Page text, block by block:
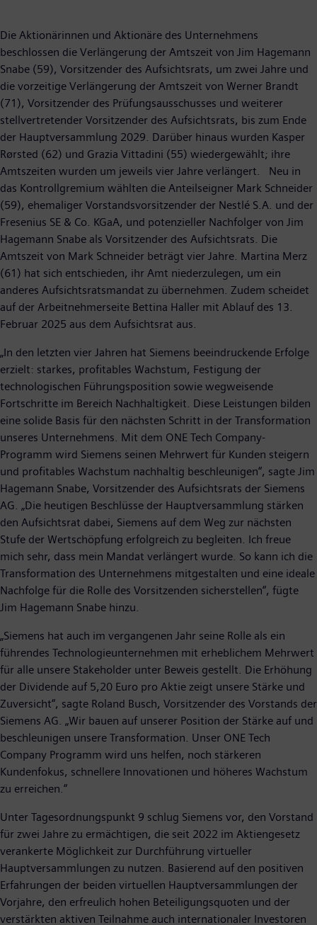
Die Aktionärinnen und Aktionäre des Unternehmens
beschlossen die Verlängerung der Amtszeit von Jim Hagemann
Snabe (59), Vorsitzender des Aufsichtsrats, um zwei Jahre und
die vorzeitige Verlängerung der Amtszeit von Werner Brandt
(71), Vorsitzender des Prüfungsausschusses und weiterer
stellvertretender Vorsitzender des Aufsichtsrats, bis zum Ende
der Hauptversammlung 2029. Darüber hinaus wurden Kasper
Rørsted (62) und Grazia Vittadini (55) wiedergewählt; ihre
Amtszeiten wurden um jeweils vier Jahre verlängert. Neu in
das Kontrollgremium wählten die Anteilseigner Mark Schneider
(59), ehemaliger Vorstandsvorsitzender der Nestlé S.A. und der
Fresenius SE & Co. KGaA, und potenzieller Nachfolger von Jim
Hagemann Snabe als Vorsitzender des Aufsichtsrats. Die
Amtszeit von Mark Schneider beträgt vier Jahre. Martina Merz
(61) hat sich entschieden, ihr Amt niederzulegen, um ein
anderes Aufsichtsratsmandat zu übernehmen. Zudem scheidet
auf der Arbeitnehmerseite Bettina Haller mit Ablauf des 13.
Februar 2025 aus dem Aufsichtsrat aus.
„In den letzten vier Jahren hat Siemens beeindruckende Erfolge
erzielt: starkes, profitables Wachstum, Festigung der
technologischen Führungsposition sowie wegweisende
Fortschritte im Bereich Nachhaltigkeit. Diese Leistungen bilden
eine solide Basis für den nächsten Schritt in der Transformation
unseres Unternehmens. Mit dem ONE Tech Company-
Programm wird Siemens seinen Mehrwert für Kunden steigern
und profitables Wachstum nachhaltig beschleunigen“, sagte Jim
Hagemann Snabe, Vorsitzender des Aufsichtsrats der Siemens
AG. „Die heutigen Beschlüsse der Hauptversammlung stärken
den Aufsichtsrat dabei, Siemens auf dem Weg zur nächsten
Stufe der Wertschöpfung erfolgreich zu begleiten. Ich freue
mich sehr, dass mein Mandat verlängert wurde. So kann ich die
Transformation des Unternehmens mitgestalten und eine ideale
Nachfolge für die Rolle des Vorsitzenden sicherstellen“, fügte
Jim Hagemann Snabe hinzu.
„Siemens hat auch im vergangenen Jahr seine Rolle als ein
führendes Technologieunternehmen mit erheblichem Mehrwert
für alle unsere Stakeholder unter Beweis gestellt. Die Erhöhung
der Dividende auf 5,20 Euro pro Aktie zeigt unsere Stärke und
Zuversicht“, sagte Roland Busch, Vorsitzender des Vorstands der
Siemens AG. „Wir bauen auf unserer Position der Stärke auf und
beschleunigen unsere Transformation. Unser ONE Tech
Company Programm wird uns helfen, noch stärkeren
Kundenfokus, schnellere Innovationen und höheres Wachstum
zu erreichen.“
Unter Tagesordnungspunkt 9 schlug Siemens vor, den Vorstand
für zwei Jahre zu ermächtigen, die seit 2022 im Aktiengesetz
verankerte Möglichkeit zur Durchführung virtueller
Hauptversammlungen zu nutzen. Basierend auf den positiven
Erfahrungen der beiden virtuellen Hauptversammlungen der
Vorjahre, den erfreulich hohen Beteiligungsquoten und der
verstärkten aktiven Teilnahme auch internationaler Investoren